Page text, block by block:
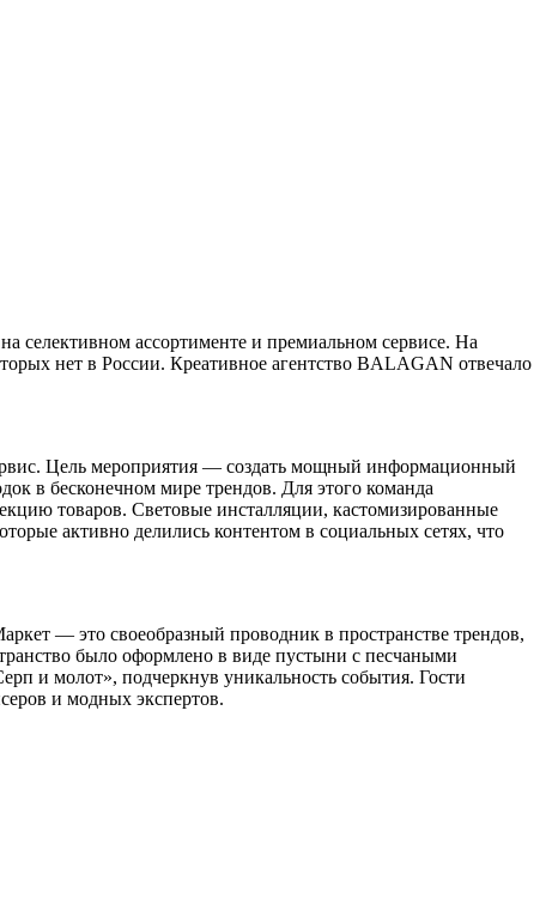
селективном ассортименте и премиальном сервисе. На
нет в России. Креативное агентство BALAGAN отвечало
Цель мероприятия — создать мощный информационный
в бесконечном мире трендов. Для этого команда
товаров. Световые инсталляции, кастомизированные
активно делились контентом в социальных сетях, что
— это своеобразный проводник в пространстве трендов,
было оформлено в виде пустыни с песчаными
и молот», подчеркнув уникальность события. Гости
и модных экспертов.